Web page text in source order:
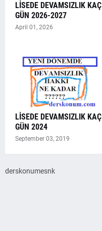
LİSEDE DEVAMSIZLIK KAÇ
GÜN 2026-2027
April 01, 2026
LİSEDE DEVAMSIZLIK KAÇ
GÜN 2024
September 03, 2019
derskonumesnk